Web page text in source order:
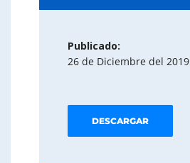
Publicado:
26 de Diciembre del 2019
DESCARGAR